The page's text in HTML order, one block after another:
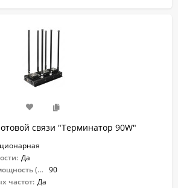
связи "Терминатор 90W"
Да
Общая выходная мощность (Вт): 90
частот: Да